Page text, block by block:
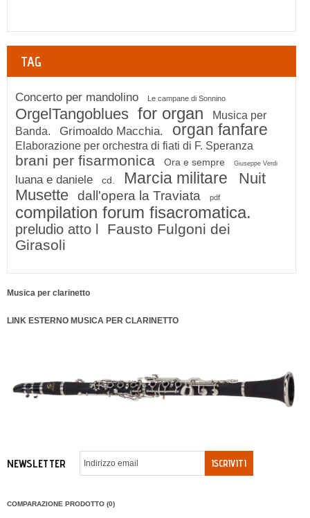
TAG
Concerto per mandolino Le campane di Sonnino
OrgelTangoblues for organ
Musica per
Banda.
Grimoaldo Macchia. organ fanfare
Elaborazione per orchestra di fiati di F. Speranza
brani per fisarmonica Ora e sempre Giuseppe Verdi
luana e daniele cd. Marcia militare
Nuit
Musette
dall'opera la Traviata pdf
compilation forum fisacromatica.
preludio atto l
Fausto Fulgoni dei
Girasoli
Musica per clarinetto
LINK ESTERNO MUSICA PER CLARINETTO
NEWSLETTER ISCRIVITI
COMPARAZIONE PRODOTTO (0)